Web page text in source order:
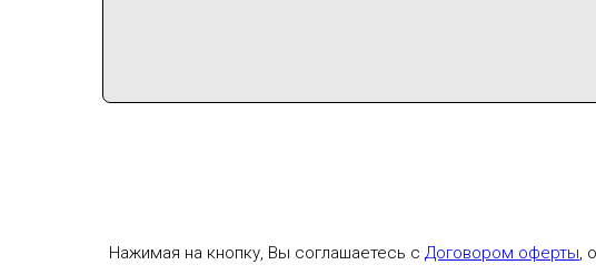
Нажимая на кнопку, Вы соглашаетесь с Договором оферты ,